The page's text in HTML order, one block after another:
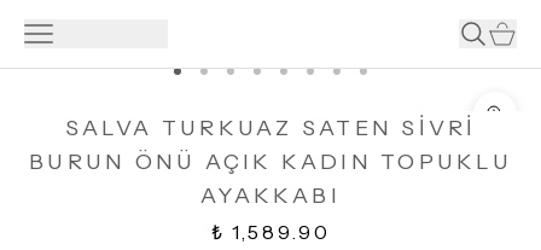
SALVA TURKUAZ SATEN SİVRİ
BURUN ÖNÜ AÇIK KADIN TOPUKLU
AYAKKABI
₺ 1,589.90